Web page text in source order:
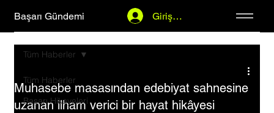
Başarı Gündemi Giriş Yap
Tüm Haberler
Başarı Hikayeleri
Tüm Haberler
Muhasebe masasından edebiyat sahnesine
uzanan ilham verici bir hayat hikâyesi